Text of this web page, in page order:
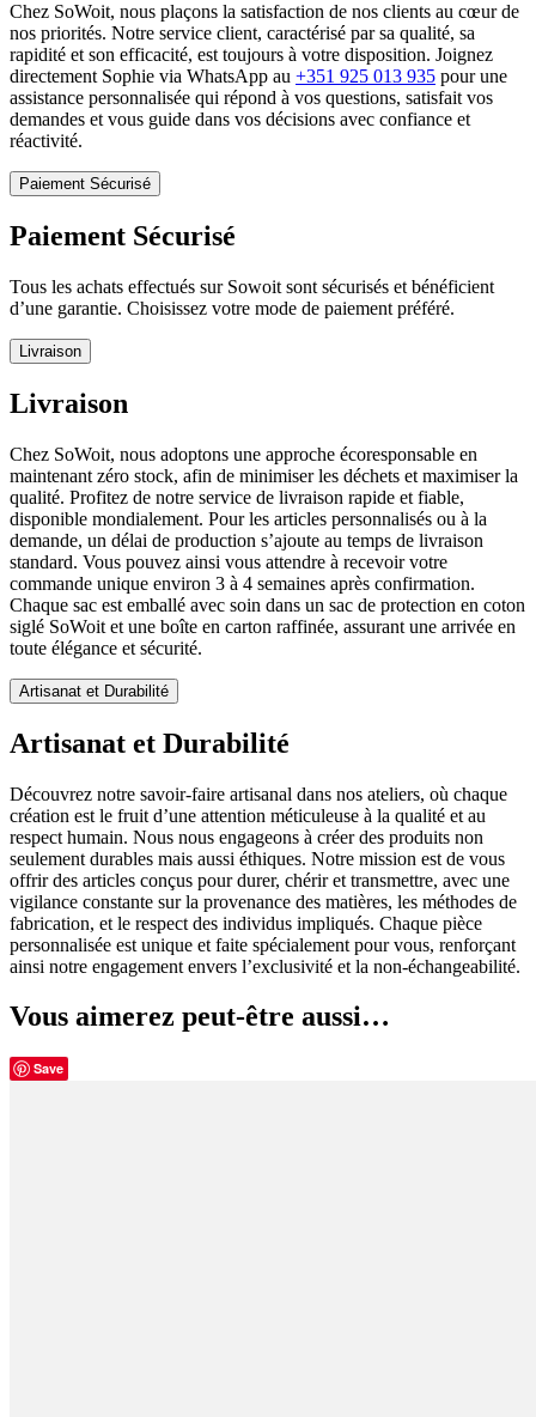
Chez SoWoit, nous plaçons la satisfaction de nos clients au cœur de
nos priorités. Notre service client, caractérisé par sa qualité, sa
rapidité et son efficacité, est toujours à votre disposition. Joignez
directement Sophie via WhatsApp au +351 925 013 935 pour une
assistance personnalisée qui répond à vos questions, satisfait vos
demandes et vous guide dans vos décisions avec confiance et
réactivité.
Paiement Sécurisé
Paiement Sécurisé
Tous les achats effectués sur Sowoit sont sécurisés et bénéficient
d’une garantie. Choisissez votre mode de paiement préféré.
Livraison
Livraison
Chez SoWoit, nous adoptons une approche écoresponsable en
maintenant zéro stock, afin de minimiser les déchets et maximiser la
qualité. Profitez de notre service de livraison rapide et fiable,
disponible mondialement. Pour les articles personnalisés ou à la
demande, un délai de production s’ajoute au temps de livraison
standard. Vous pouvez ainsi vous attendre à recevoir votre
commande unique environ 3 à 4 semaines après confirmation.
Chaque sac est emballé avec soin dans un sac de protection en coton
siglé SoWoit et une boîte en carton raffinée, assurant une arrivée en
toute élégance et sécurité.
Artisanat et Durabilité
Artisanat et Durabilité
Découvrez notre savoir-faire artisanal dans nos ateliers, où chaque
création est le fruit d’une attention méticuleuse à la qualité et au
respect humain. Nous nous engageons à créer des produits non
seulement durables mais aussi éthiques. Notre mission est de vous
offrir des articles conçus pour durer, chérir et transmettre, avec une
vigilance constante sur la provenance des matières, les méthodes de
fabrication, et le respect des individus impliqués. Chaque pièce
personnalisée est unique et faite spécialement pour vous, renforçant
ainsi notre engagement envers l’exclusivité et la non-échangeabilité.
Vous aimerez peut-être aussi…
Save